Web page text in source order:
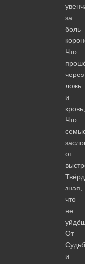
за
боль
Что
через
ложь
и
кровь,
Что
от
зная,
что
не
От
и